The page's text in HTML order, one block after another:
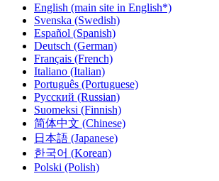
English (main site in English*)
Svenska (Swedish)
Español (Spanish)
Deutsch (German)
Français (French)
Italiano (Italian)
Português (Portuguese)
Русский (Russian)
Suomeksi (Finnish)
简体中文 (Chinese)
日本語 (Japanese)
한국어 (Korean)
Polski (Polish)